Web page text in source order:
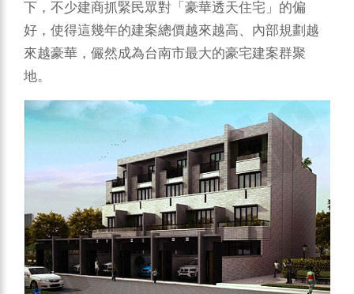
下，不少建商抓緊民眾對「豪華透天住宅」的偏
好，使得這幾年的建案總價越來越高、內部規劃越
來越豪華，儼然成為台南市最大的豪宅建案群聚
地。